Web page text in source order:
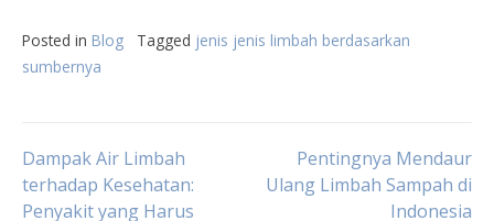
Posted in Blog Tagged jenis jenis limbah berdasarkan
sumbernya
Post
Dampak Air Limbah
terhadap Kesehatan:
Penyakit yang Harus
Pentingnya Mendaur
Ulang Limbah Sampah di
Indonesia